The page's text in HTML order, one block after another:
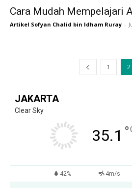
Cara Mudah Mempelajari
Artikel Sofyan Chalid bin Idham Ruray -
1 2
JAKARTA
Clear Sky
35.1 °
42% 4m/s